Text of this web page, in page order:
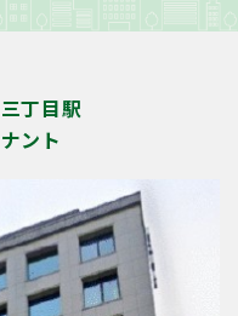
丁目駅
ント